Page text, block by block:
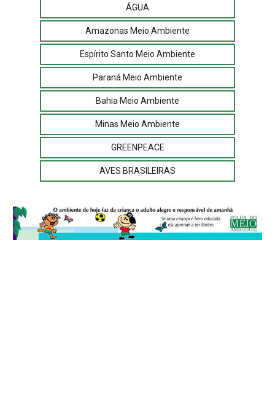
ÁGUA
Amazonas Meio Ambiente
Espírito Santo Meio Ambiente
Paraná Meio Ambiente
Bahia Meio Ambiente
Minas Meio Ambiente
GREENPEACE
AVES BRASILEIRAS